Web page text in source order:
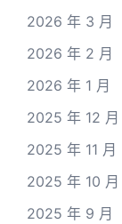
2026 年 3 月
2026 年 2 月
2026 年 1 月
2025 年 12 月
2025 年 11 月
2025 年 10 月
2025 年 9 月